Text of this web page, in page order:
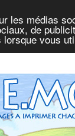
les médias
de
vous